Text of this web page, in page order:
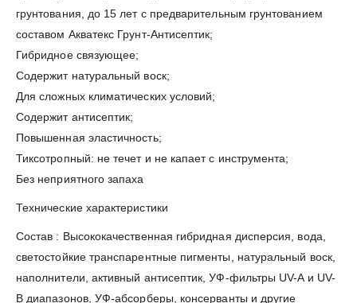
грунтования, до 15 лет с предварительным грунтованием
составом Акватекс Грунт-Антисептик;
Гибридное связующее;
Содержит натуральный воск;
Для сложных климатических условий;
Содержит антисептик;
Повышенная эластичность;
Тиксотропный: не течет и не капает с инструмента;
Без неприятного запаха
Технические характеристики
Состав : Высококачественная гибридная дисперсия, вода,
светостойкие транспарентные пигменты, натуральный воск,
наполнители, активный антисептик, УФ-фильтры UV-A и UV-
B диапазонов, УФ-абсорберы, консерванты и другие